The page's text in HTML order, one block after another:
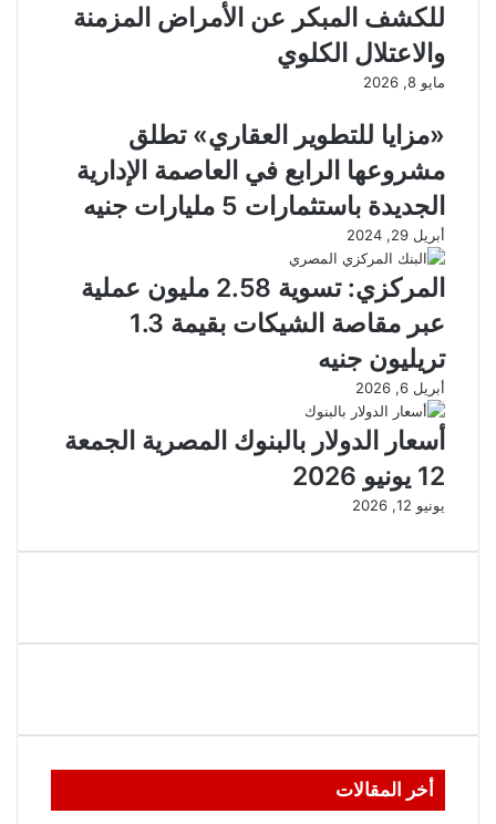
للكشف المبكر عن الأمراض المزمنة
والاعتلال الكلوي
مايو 8, 2026
«مزايا للتطوير العقاري» تطلق
مشروعها الرابع في العاصمة الإدارية
الجديدة باستثمارات 5 مليارات جنيه
أبريل 29, 2024
المركزي: تسوية 2.58 مليون عملية
عبر مقاصة الشيكات بقيمة 1.3
تريليون جنيه
أبريل 6, 2026
أسعار الدولار بالبنوك المصرية الجمعة
12 يونيو 2026
يونيو 12, 2026
أخر المقالات